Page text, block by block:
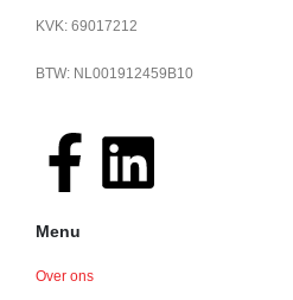
KVK: 69017212
BTW: NL001912459B10
Menu
Over ons